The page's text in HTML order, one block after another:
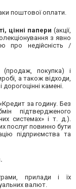
поштової оплати.
цінні папери (акції,
з явно
про недійсність /
(продаж, покупка) і
а також відходи,
камені.
за годину. Без
підтвердженого
системах» і т. д.).
послуг повинно бути
підприємства та
прилади і їх
валют.